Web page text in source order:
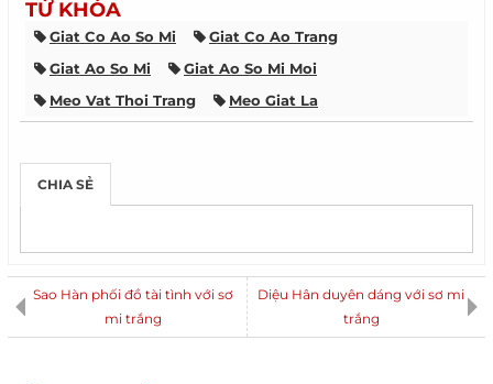
TỪ KHÓA
Giat Co Ao So Mi
Giat Co Ao Trang
Giat Ao So Mi
Giat Ao So Mi Moi
Meo Vat Thoi Trang
Meo Giat La
CHIA SẺ
Sao Hàn phối đồ tài tình với sơ
mi trắng
Diệu Hân duyên dáng với sơ mi
trắng